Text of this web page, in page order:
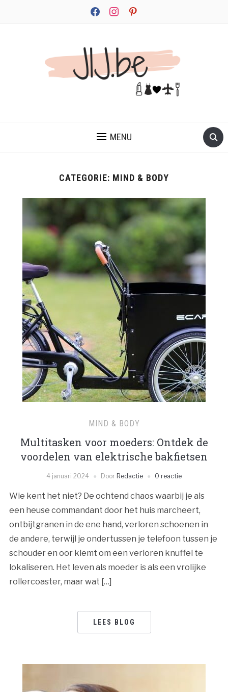
facebookinstagrampinterest
MENU
CATEGORIE: MIND & BODY
MIND & BODY
Multitasken voor moeders: Ontdek de
voordelen van elektrische bakfietsen
4 januari 2024 Door Redactie 0 reactie
Wie kent het niet? De ochtend chaos waarbij je als
een heuse commandant door het huis marcheert,
ontbijtgranen in de ene hand, verloren schoenen in
de andere, terwijl je ondertussen je telefoon tussen je
schouder en oor klemt om een verloren knuffel te
lokaliseren. Het leven als moeder is als een vrolijke
rollercoaster, maar wat […]
LEES BLOG